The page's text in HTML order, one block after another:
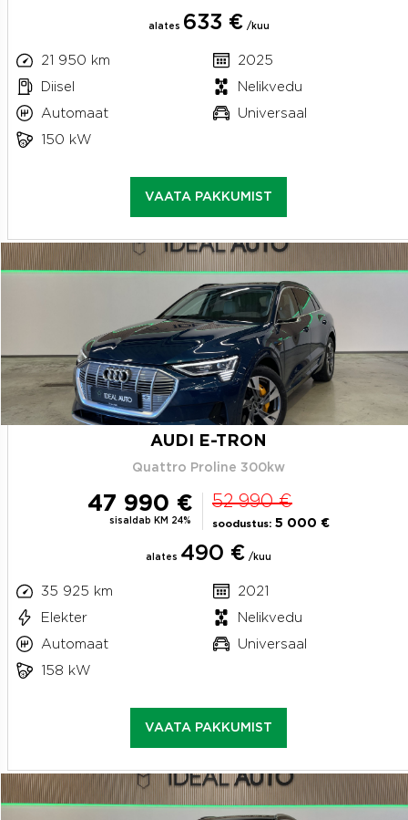
alates 633 € /kuu
21 950 km
2025
Diisel
Nelikvedu
Automaat
Universaal
150 kW
VAATA PAKKUMIST
AUDI E-TRON
Quattro Proline 300kw
47 990 €
sisaldab KM 24%
52 990 €
soodustus: 5 000 €
alates 490 € /kuu
35 925 km
2021
Elekter
Nelikvedu
Automaat
Universaal
158 kW
VAATA PAKKUMIST